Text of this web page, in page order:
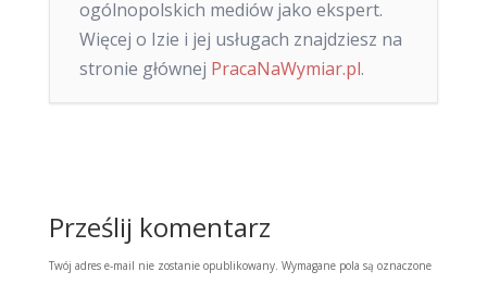
ogólnopolskich mediów jako ekspert.
Więcej o Izie i jej usługach znajdziesz na
stronie głównej PracaNaWymiar.pl.
Prześlij komentarz
Twój adres e-mail nie zostanie opublikowany. Wymagane pola są oznaczone